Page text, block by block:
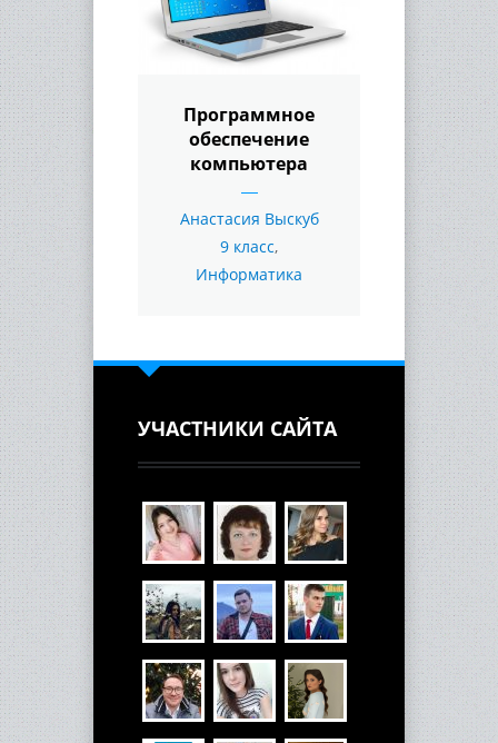
Программное
обеспечение
компьютера
Анастасия Выскуб
9 класс,
Информатика
УЧАСТНИКИ САЙТА